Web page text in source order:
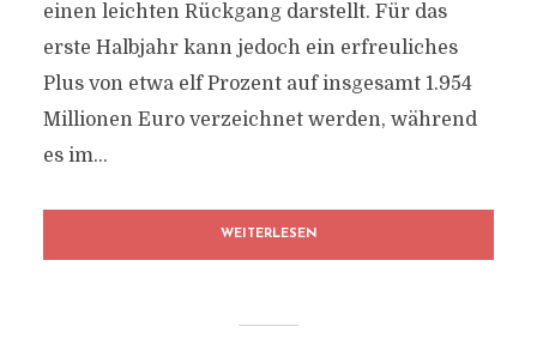
einen leichten Rückgang darstellt. Für das
erste Halbjahr kann jedoch ein erfreuliches
Plus von etwa elf Prozent auf insgesamt 1.954
Millionen Euro verzeichnet werden, während
es im...
WEITERLESEN